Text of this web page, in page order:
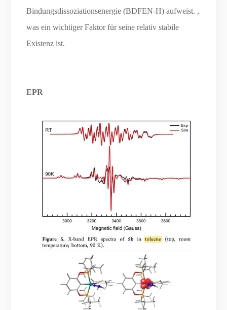
Bindungsdissoziationsenergie (BDFEN-H) aufweist. ,
was ein wichtiger Faktor für seine relativ stabile
Existenz ist.
EPR